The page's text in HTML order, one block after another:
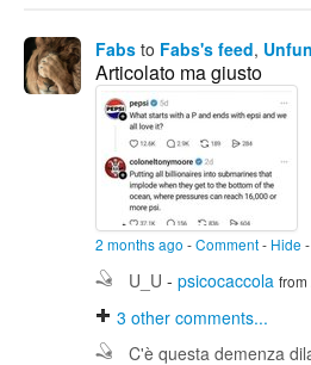
Fabs to Fabs's feed,
Articolato ma giusto
2 months ago -Comment- Hide -
U_U - psicocaccola
3 other comments...
C'è questa demenza